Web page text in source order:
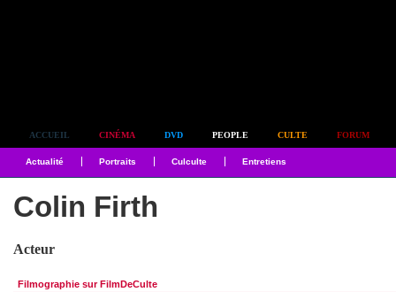
ACCUEIL CINÉMA DVD PEOPLE CULTE FORUM
Actualité Portraits Culculte Entretiens
Colin Firth
Acteur
Filmographie sur FilmDeCulte